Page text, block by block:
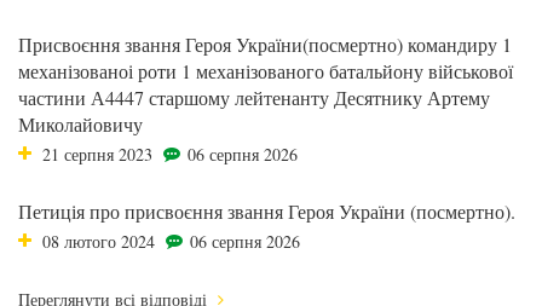
Присвоєння звання Героя України(посмертно) командиру 1
механізованоі роти 1 механізованого батальйону військової
частини А4447 старшому лейтенанту Десятнику Артему
Миколайовичу
21 серпня 2023 06 серпня 2026
Петиція про присвоєння звання Героя України (посмертно).
08 лютого 2024 06 серпня 2026
Переглянути всі відповіді